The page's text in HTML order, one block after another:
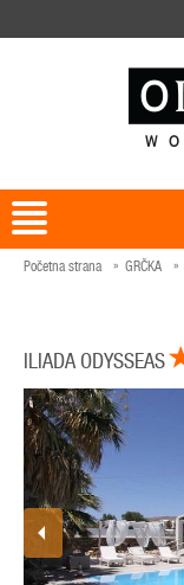
Početna strana GRČKA
ILIADA ODYSSEAS